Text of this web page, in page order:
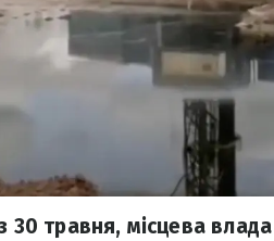
30 травня, місцева влада